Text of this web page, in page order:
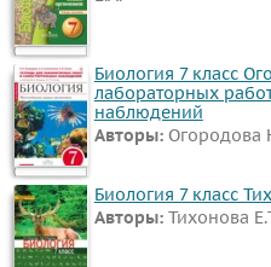
Биология 7 класс
лабораторных
наблюдений
Авторы: Огородова
Биология 7 класс
Авторы: Тихонова